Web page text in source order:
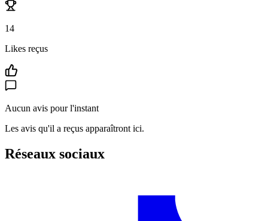
14
Likes reçus
Aucun avis pour l'instant
Les avis qu'il a reçus apparaîtront ici.
Réseaux sociaux